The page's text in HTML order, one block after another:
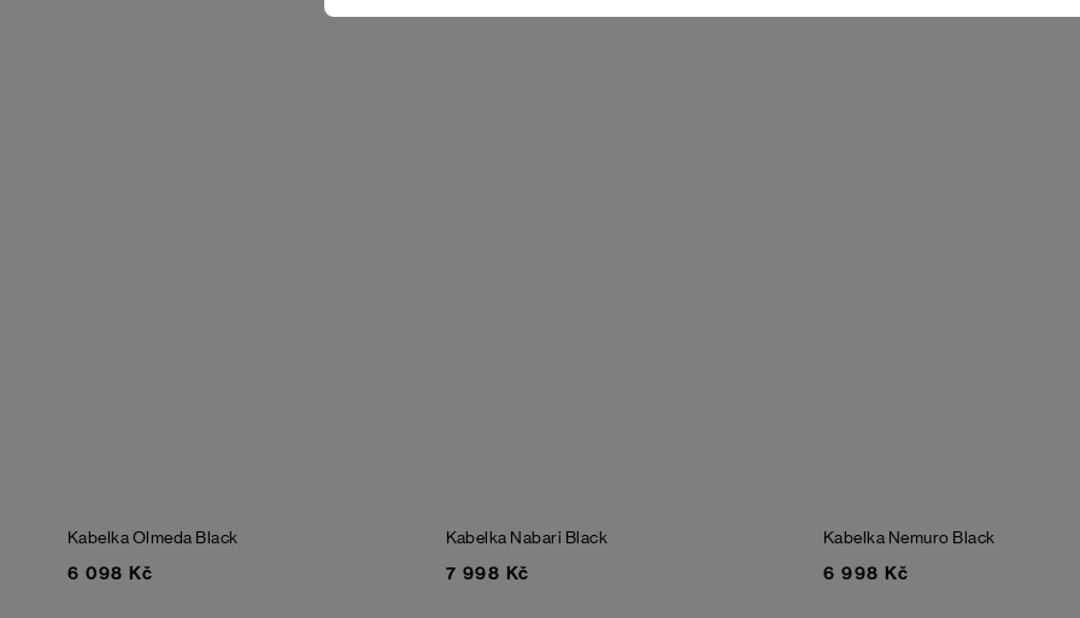
Kabelka Olmeda Black
6 098 Kč
Kabelka Nabari Black
7 998 Kč
Kabelka Nemuro Black
6 998 Kč